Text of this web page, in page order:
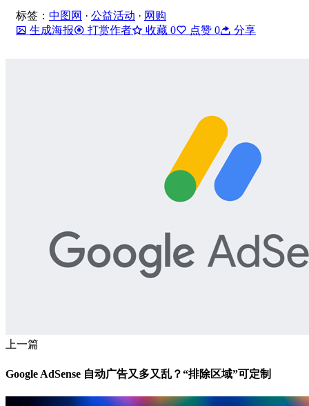
标签： 中图网 · 公益活动 · 网购
生成海报
打赏作者 收藏 0 点赞 0 分享
上一篇
Google AdSense 自动广告又多又乱？“排除区域”可定制